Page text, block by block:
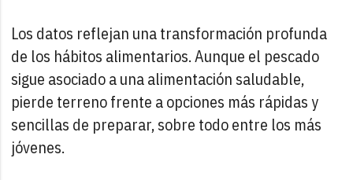
Los datos reflejan una transformación profunda
de los hábitos alimentarios. Aunque el pescado
sigue asociado a una alimentación saludable,
pierde terreno frente a opciones más rápidas y
sencillas de preparar, sobre todo entre los más
jóvenes.